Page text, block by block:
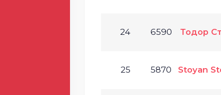
24 6590 Тодор
25 5870 Stoyan